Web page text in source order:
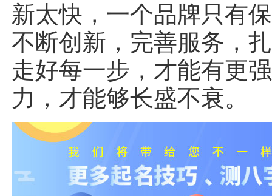
新太快，一个品牌只有
不断创新，完善服务，
走好每一步，才能有更
力，才能够长盛不衰。